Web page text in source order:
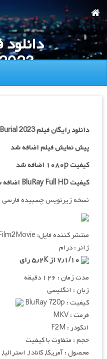
به
محتوای
اصلی
دانلود رایگان فیلم2023
پیش نمایش فیلم اضافه شد
کیفیت ۱۰۸۰p اضافه شد
کیفیت BluRay Full HD اضافه شد
نسخه زیرنویس چسبیده
منتشر کننده فایل: Film2Movie
ژانر : درام
مدت زمان : ۱۲۶ دقیقه
زبان : انگلیسی
کیفیت : BluRay 720p
فرمت : MKV
انکودر : F2M
حجم : متفاوت با کیفیت
محصول : آمریکا, کانادا,